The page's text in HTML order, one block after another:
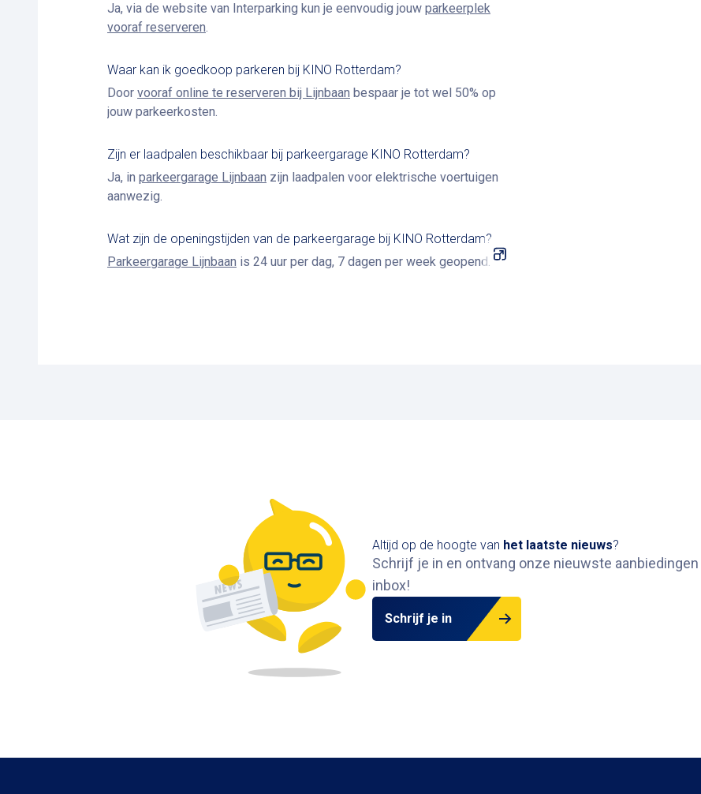
Ja, via de website van Interparking kun je eenvoudig jouw parkeerplek
vooraf reserveren.
Waar kan ik goedkoop parkeren bij KINO Rotterdam?
Door vooraf online te reserveren bij Lijnbaan bespaar je tot wel 50% op
jouw parkeerkosten.
Zijn er laadpalen beschikbaar bij parkeergarage KINO Rotterdam?
Ja, in parkeergarage Lijnbaan zijn laadpalen voor elektrische voertuigen
aanwezig.
Wat zijn de openingstijden van de parkeergarage bij KINO Rotterdam?
Parkeergarage Lijnbaan is 24 uur per dag, 7 dagen per week geopend.
Altijd op de hoogte van het laatste nieuws?
Schrijf je in en ontvang onze nieuwste
inbox!
Schrijf je in